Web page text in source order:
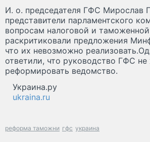
И. о. председателя ГФС Мирослав
представители парламентского
вопросам налоговой и
раскритиковали предложения
что их невозможно
ответили, что руководство ГФС не
реформировать ведомство.
Украина.ру
ukraina.ru
реформа таможни гфс украина